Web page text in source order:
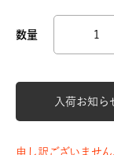
入荷お知ら
申し訳ございませ